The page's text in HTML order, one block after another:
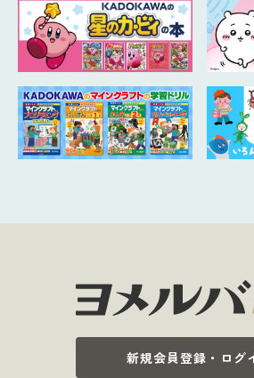
新規会員登録・ログ